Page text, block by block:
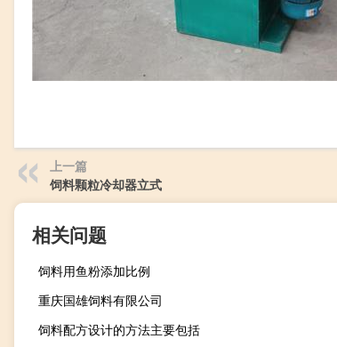
上一篇
饲料颗粒冷却器立式
相关问题
饲料用鱼粉添加比例
重庆国雄饲料有限公司
饲料配方设计的方法主要包括